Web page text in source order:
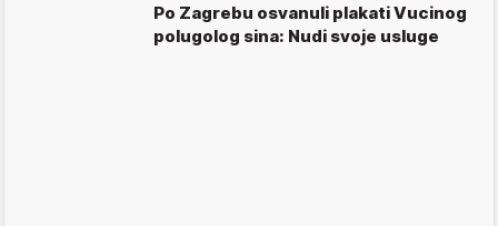
Po Zagrebu osvanuli plakati Vucinog
polugolog sina: Nudi svoje usluge